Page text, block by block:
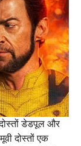
डेडपूल और
दोस्तों एक